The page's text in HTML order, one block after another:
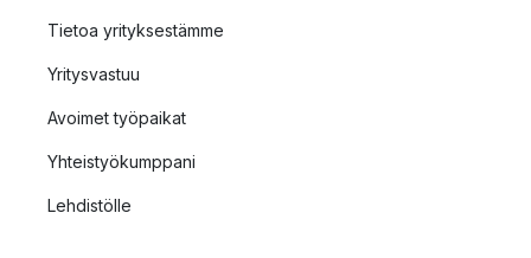
Tietoa yrityksestämme
Yritysvastuu
Avoimet työpaikat
Yhteistyökumppani
Lehdistölle